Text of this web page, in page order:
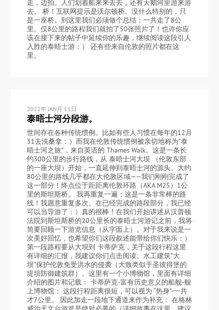
走，边拍。人们划着船来来去去，还有天鹅河里游来游
去。 桥！互联网提示是沃尔顿桥。没什么特别的，只
是一座桥。到这里我们必须做个总结：一共走了8公
里。仅8公里的路程我们就拍了50张照片了！也许你应
该在接下来的帖子中延续你的乐趣，继续阅读这段引人
入胜的泰晤士游：） 还有些来自伦敦的照片都在这
里。
2022年 JAN月 11日
泰晤士河分段游。
世间存在各种传统惯例。比如有些人习惯在每年的12月
31去洗桑拿：）而我在伦敦传统惯例被亲切地称为”泰
晤士河之旅”，来自英语的 Thames Walk。这是一条长
约300公里的步行路线，从 泰晤士河大坝 （伦敦东部
的一座大坝）开始，一直延伸到泰晤士河的源头。大约
80公里的路线几乎都在大伦敦区域——我们刚刚完成了
这一部分！终点位于距距离伦敦环路（AKA M25）1公
里的斯坦斯桥。 我再重复一遍：这是一条非常棒的路
线！我愿意重复多次。在已经完成的路段部分，我已经
可以当导游了：）真的很棒！在我们开始讲述从汉普顿
法院到斯坦斯桥的20公里长的泰晤士河游记之前，我将
简要回顾一下游览信息（从字面上）。对于我来说是一
次美好回忆，也希望你们这段叙述能带给你们快乐：）
第一段路程要从大坝到 卡蒂萨克，关于这段行程这里
有详细的汇报，我建议你们点击阅读。水工建筑”大
坝”保护伦敦免受洪水的侵袭（大致类似于圣彼得堡的
堤坝防御建筑群）。这里有一个小博物馆，里面有详细
介绍的图片和记载： 卡蒂萨克-富有历史意义的船舰-舰
上博物馆： 这段行程距离很短，可以视为 “热身”-一共
才7公里。 因此加走一段地下通道来作为补充： 在格林